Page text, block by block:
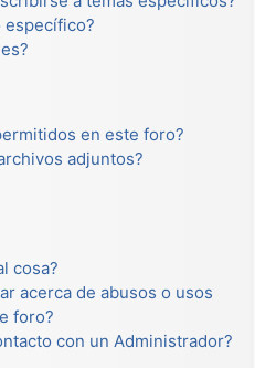
específico?
en este foro?
adjuntos?
cosa?
acerca de abusos o usos
foro?
con un Administrador?